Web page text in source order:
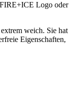
Logo oder
weich. Sie hat
Eigenschaften,